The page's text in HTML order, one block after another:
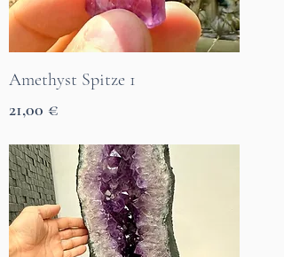
Amethyst Spitze 1
Preis
21,00 €